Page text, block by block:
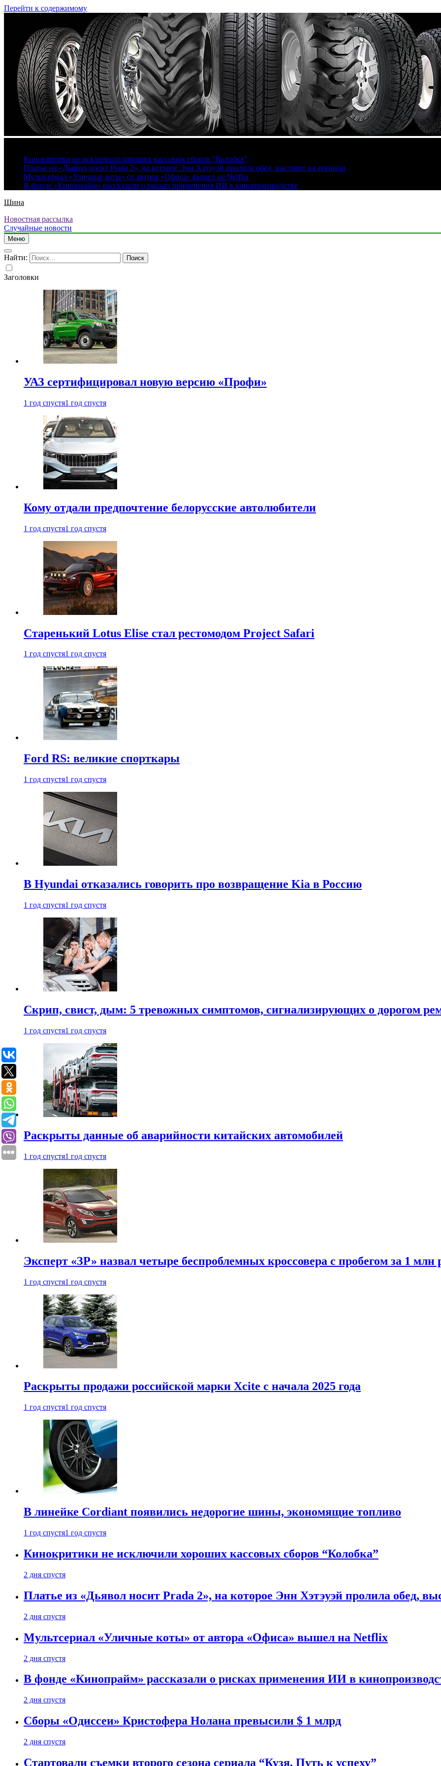
Перейти к содержимому
Кинокритики не исключили хороших кассовых сборов “Колобка”
Платье из «Дьявол носит Prada 2», на которое Энн Хэтэуэй пролила обед, выставят на аукцион
Мультсериал «Уличные коты» от автора «Офиса» вышел на Netflix
В фонде «Кинопрайм» рассказали о рисках применения ИИ в кинопроизводстве
Шина
Новостная рассылка
Случайные новости
Меню
Найти:
Заголовки
УАЗ сертифицировал новую версию «Профи»
1 год спустя1 год спустя
Кому отдали предпочтение белорусские автолюбители
1 год спустя1 год спустя
Старенький Lotus Elise стал рестомодом Project Safari
1 год спустя1 год спустя
Ford RS: великие спорткары
1 год спустя1 год спустя
В Hyundai отказались говорить про возвращение Kia в Россию
1 год спустя1 год спустя
Скрип, свист, дым: 5 тревожных симптомов, сигнализирующих о дорогом
1 год спустя1 год спустя
Раскрыты данные об аварийности китайских автомобилей
1 год спустя1 год спустя
Эксперт «ЗР» назвал четыре беспроблемных кроссовера с пробегом за 1 млн
1 год спустя1 год спустя
Раскрыты продажи российской марки Xcite с начала 2025 года
1 год спустя1 год спустя
В линейке Cordiant появились недорогие шины, экономящие топливо
1 год спустя1 год спустя
Кинокритики не исключили хороших кассовых сборов “Колобка”
2 дня спустя
Платье из «Дьявол носит Prada 2», на которое Энн Хэтэуэй пролила обед,
2 дня спустя
Мультсериал «Уличные коты» от автора «Офиса» вышел на Netflix
2 дня спустя
В фонде «Кинопрайм» рассказали о рисках применения ИИ в
2 дня спустя
Сборы «Одиссеи» Кристофера Нолана превысили $ 1 млрд
2 дня спустя
Стартовали съемки второго сезона сериала “Кузя. Путь к успеху”